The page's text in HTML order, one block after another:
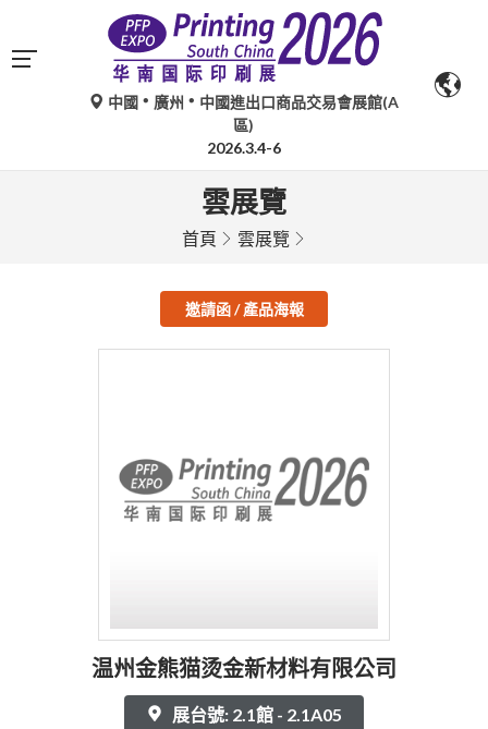
中國 廣州
中國進出口商品交易會展館(A
區)
2026.3.4-6
雲展覽
首頁 雲展覽
邀請函 / 產品海報
温州金熊猫烫金新材料有限公司
展台號: 2.1館 - 2.1A05